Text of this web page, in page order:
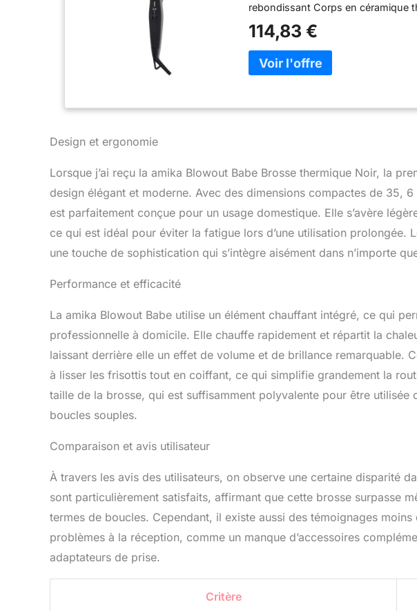
rebondissant Corps en céramique
114,83 €
Design et ergonomie
Lorsque j’ai reçu la amika Blowout Babe Brosse thermique Noir, la
design élégant et moderne. Avec des dimensions compactes de 35,
est parfaitement conçue pour un usage domestique. Elle s’avère
ce qui est idéal pour éviter la fatigue lors d’une utilisation prolongée.
une touche de sophistication qui s’intègre aisément dans n’importe
Performance et efficacité
La amika Blowout Babe utilise un élément chauffant intégré, ce qui
professionnelle à domicile. Elle chauffe rapidement et répartit la
laissant derrière elle un effet de volume et de brillance remarquable.
à lisser les frisottis tout en coiffant, ce qui simplifie grandement la
taille de la brosse, qui est suffisamment polyvalente pour être utilisée
boucles souples.
Comparaison et avis utilisateur
À travers les avis des utilisateurs, on observe une certaine disparité
sont particulièrement satisfaits, affirmant que cette brosse surpasse
termes de boucles. Cependant, il existe aussi des témoignages moins
problèmes à la réception, comme un manque d’accessoires
adaptateurs de prise.
Critère